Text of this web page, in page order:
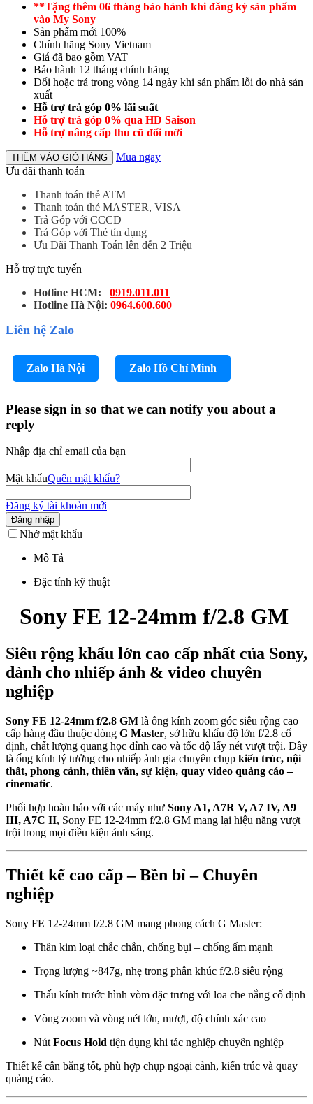
**Tặng thêm 06 tháng bảo hành khi đăng ký sản phẩm
vào My Sony
Sản phẩm mới 100%
Chính hãng Sony Vietnam
Giá đã bao gồm VAT
Bảo hành 12 tháng chính hãng
Đổi hoặc trả trong vòng 14 ngày khi sản phẩm lỗi do nhà sản
xuất
Hỗ trợ trả góp 0% lãi suất
Hỗ trợ trả góp 0% qua HD Saison
Hỗ trợ nâng cấp thu cũ đổi mới
THÊM VÀO GIỎ HÀNG
Mua ngay
Ưu đãi thanh toán
Thanh toán thẻ ATM
Thanh toán thẻ MASTER, VISA
Trả Góp với CCCD
Trả Góp với Thẻ tín dụng
Ưu Đãi Thanh Toán lên đến 2 Triệu
Hỗ trợ trực tuyến
Hotline HCM: 0919.011.011
Hotline Hà Nội: 0964.600.600
Liên hệ Zalo
Zalo Hà Nội Zalo Hồ Chí Minh
Please sign in so that we can notify you about a
reply
Nhập địa chỉ email của bạn
Mật khẩuQuên mật khẩu?
Đăng ký tài khoản mới
Đăng nhập
Nhớ mật khẩu
Mô Tả
Đặc tính kỹ thuật
Sony FE 12-24mm f/2.8 GM
Siêu rộng khẩu lớn cao cấp nhất của Sony,
dành cho nhiếp ảnh & video chuyên
nghiệp
Sony FE 12-24mm f/2.8 GM là ống kính zoom góc siêu rộng cao
cấp hàng đầu thuộc dòng G Master, sở hữu khẩu độ lớn f/2.8 cố
định, chất lượng quang học đỉnh cao và tốc độ lấy nét vượt trội. Đây
là ống kính lý tưởng cho nhiếp ảnh gia chuyên chụp kiến trúc, nội
thất, phong cảnh, thiên văn, sự kiện, quay video quảng cáo –
cinematic.
Phối hợp hoàn hảo với các máy như Sony A1, A7R V, A7 IV, A9
III, A7C II, Sony FE 12-24mm f/2.8 GM mang lại hiệu năng vượt
trội trong mọi điều kiện ánh sáng.
Thiết kế cao cấp – Bền bỉ – Chuyên
nghiệp
Sony FE 12-24mm f/2.8 GM mang phong cách G Master:
Thân kim loại chắc chắn, chống bụi – chống ẩm mạnh
Trọng lượng ~847g, nhẹ trong phân khúc f/2.8 siêu rộng
Thấu kính trước hình vòm đặc trưng với loa che nắng cố định
Vòng zoom và vòng nét lớn, mượt, độ chính xác cao
Nút Focus Hold tiện dụng khi tác nghiệp chuyên nghiệp
Thiết kế cân bằng tốt, phù hợp chụp ngoại cảnh, kiến trúc và quay
quảng cáo.